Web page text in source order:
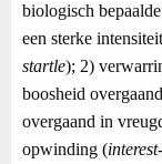
biologisch
een sterke
startle); 2)
boosheid
overgaand in
opwinding (